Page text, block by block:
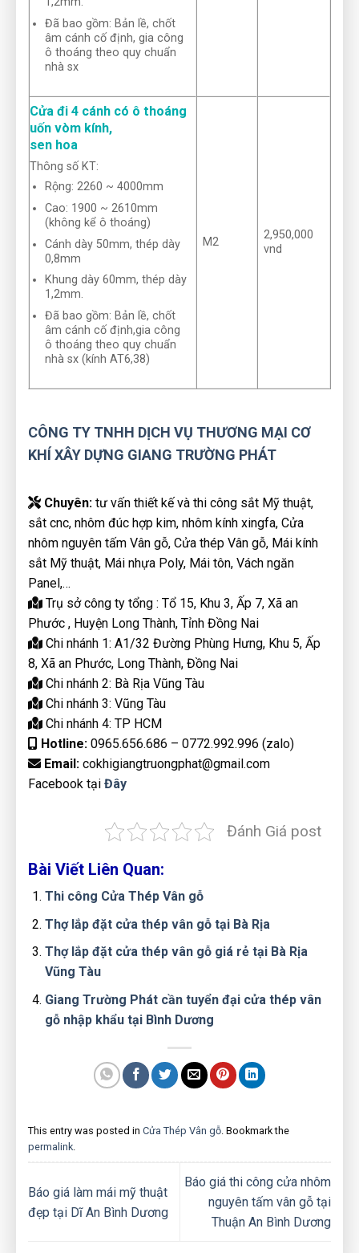
Đã bao gồm: Bản lề, chốt
âm cánh cố định, gia công
ô thoáng theo quy chuẩn
nhà sx
Cửa đi 4 cánh có ô thoáng
uốn vòm kính,
sen hoa
Thông số KT:
Rộng: 2260 ~ 4000mm
Cao: 1900 ~ 2610mm
(không kể ô thoáng)
Cánh dày 50mm, thép dày
0,8mm
Khung dày 60mm, thép dày
1,2mm.
Đã bao gồm: Bản lề, chốt
âm cánh cố định,gia công
ô thoáng theo quy chuẩn
nhà sx (kính AT6,38)
M2
2,950,000
vnd
CÔNG TY TNHH DỊCH VỤ THƯƠNG MẠI CƠ
KHÍ XÂY DỰNG GIANG TRƯỜNG PHÁT
Chuyên: tư vấn thiết kế và thi công sắt Mỹ thuật,
sắt cnc, nhôm đúc hợp kim, nhôm kính xingfa, Cửa
nhôm nguyên tấm Vân gỗ, Cửa thép Vân gỗ, Mái kính
sắt Mỹ thuật, Mái nhựa Poly, Mái tôn, Vách ngăn
Panel,…
Trụ sở công ty tổng : Tổ 15, Khu 3, Ấp 7, Xã an
Phước , Huyện Long Thành, Tỉnh Đồng Nai
Chi nhánh 1: A1/32 Đường Phùng Hưng, Khu 5, Ấp
8, Xã an Phước, Long Thành, Đồng Nai
Chi nhánh 2: Bà Rịa Vũng Tàu
Chi nhánh 3: Vũng Tàu
Chi nhánh 4: TP HCM
Hotline: 0965.656.686 – 0772.992.996 (zalo)
Email: cokhigiangtruongphat@gmail.com
Facebook tại Đây
Đánh Giá post
Bài Viết Liên Quan:
Thi công Cửa Thép Vân gỗ
Thợ lắp đặt cửa thép vân gỗ tại Bà Rịa
Thợ lắp đặt cửa thép vân gỗ giá rẻ tại Bà Rịa
Vũng Tàu
Giang Trường Phát cần tuyển đại cửa thép vân
gỗ nhập khẩu tại Bình Dương
This entry was posted in Cửa Thép Vân gỗ. Bookmark the
permalink.
Báo giá làm mái mỹ thuật
đẹp tại Dĩ An Bình Dương
Báo giá thi công cửa nhôm
nguyên tấm vân gỗ tại
Thuận An Bình Dương